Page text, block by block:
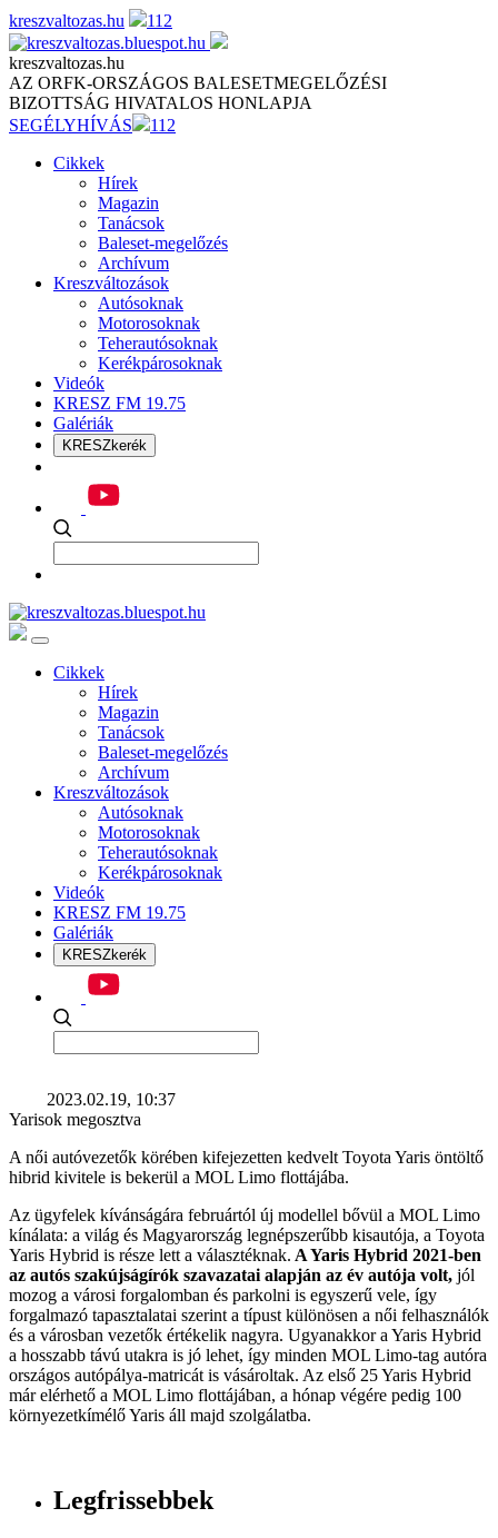
Skip
to
content
kreszvaltozas.hu 112
kreszvaltozas.hu
AZ ORFK-ORSZÁGOS BALESETMEGELŐZÉSI
BIZOTTSÁG HIVATALOS HONLAPJA
SEGÉLYHÍVÁS
112
Cikkek
Hírek
Magazin
Tanácsok
Baleset-megelőzés
Archívum
Kreszváltozások
Autósoknak
Motorosoknak
Teherautósoknak
Kerékpárosoknak
Videók
KRESZ FM 19.75
Galériák
KRESZkerék
Cikkek
Hírek
Magazin
Tanácsok
Baleset-megelőzés
Archívum
Kreszváltozások
Autósoknak
Motorosoknak
Teherautósoknak
Kerékpárosoknak
Videók
KRESZ FM 19.75
Galériák
KRESZkerék
2023.02.19, 10:37
Yarisok megosztva
A női autóvezetők körében kifejezetten kedvelt Toyota Yaris öntöltő
hibrid kivitele is bekerül a MOL Limo flottájába.
Az ügyfelek kívánságára februártól új modellel bővül a MOL Limo
kínálata: a világ és Magyarország legnépszerűbb kisautója, a Toyota
Yaris Hybrid is része lett a választéknak. A Yaris Hybrid 2021-ben
az autós szakújságírók szavazatai alapján az év autója volt, jól
mozog a városi forgalomban és parkolni is egyszerű vele, így
forgalmazó tapasztalatai szerint a típust különösen a női felhasználók
és a városban vezetők értékelik nagyra. Ugyanakkor a Yaris Hybrid
a hosszabb távú utakra is jó lehet, így minden MOL Limo-tag autóra
országos autópálya-matricát is vásároltak. Az első 25 Yaris Hybrid
már elérhető a MOL Limo flottájában, a hónap végére pedig 100
környezetkímélő Yaris áll majd szolgálatba.
Legfrissebbek